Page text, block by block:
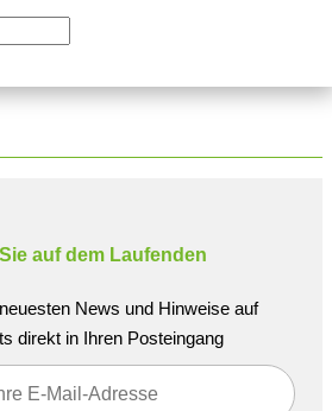
Beitrag zu finden.
auf dem Laufenden
News und Hinweise auf
direkt in Ihren Posteingang